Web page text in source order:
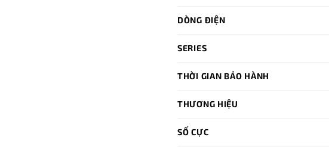
DÒNG ĐIỆN
SERIES
THỜI GIAN BẢO HÀNH
THƯƠNG HIỆU
SỐ CỰC